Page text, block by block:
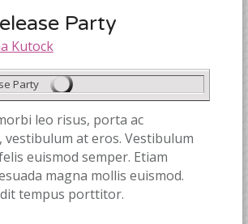
Party
Kutock
leo risus, porta ac
vestibulum at eros. Vestibulum
euismod semper. Etiam
magna mollis euismod.
tempus porttitor.